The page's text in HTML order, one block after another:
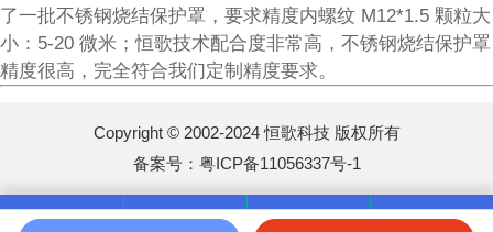
了一批不锈钢烧结保护罩，要求精度内螺纹 M12*1.5 颗粒大
小：5-20 微米；恒歌技术配合度非常高，不锈钢烧结保护罩
精度很高，完全符合我们定制精度要求。
Copyright © 2002-2024 恒歌科技 版权所有
备案号： 粤ICP备11056337号-1